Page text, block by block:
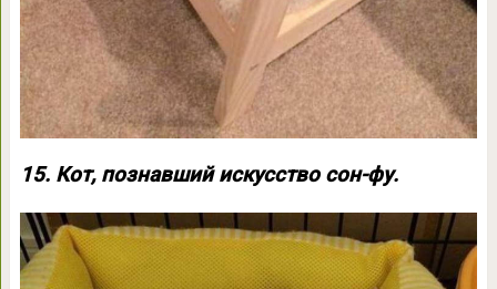
15. Кот, познавший искусство сон-фу.